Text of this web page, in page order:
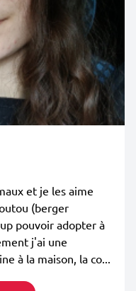
et je les aime
(berger
pouvoir adopter à
j'ai une
à la maison, la co...